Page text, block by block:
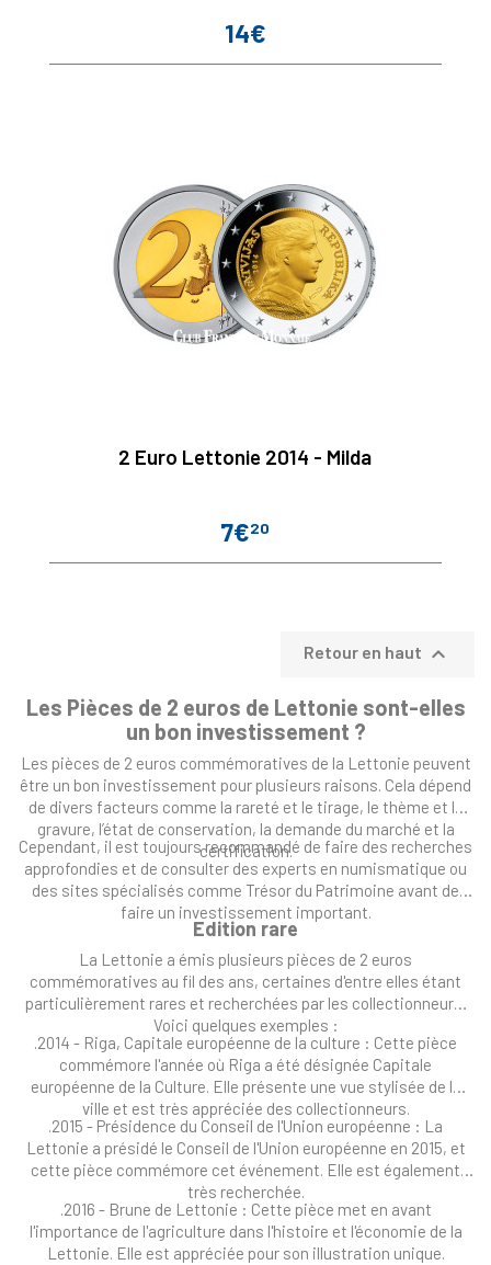
Prix
14€
2 Euro Lettonie 2014 - Milda
Prix
7€20
Retour en haut 
Les Pièces de 2 euros de Lettonie sont-elles
un bon investissement ?
Les pièces de 2 euros commémoratives de la Lettonie peuvent
être un bon investissement pour plusieurs raisons. Cela dépend
de divers facteurs comme la rareté et le tirage, le thème et la
gravure, l’état de conservation, la demande du marché et la
certification.
Cependant, il est toujours recommandé de faire des recherches
approfondies et de consulter des experts en numismatique ou
des sites spécialisés comme Trésor du Patrimoine avant de
faire un investissement important.
Edition rare
La Lettonie a émis plusieurs pièces de 2 euros
commémoratives au fil des ans, certaines d'entre elles étant
particulièrement rares et recherchées par les collectionneurs.
Voici quelques exemples :
.2014 - Riga, Capitale européenne de la culture : Cette pièce
commémore l'année où Riga a été désignée Capitale
européenne de la Culture. Elle présente une vue stylisée de la
ville et est très appréciée des collectionneurs.
.2015 - Présidence du Conseil de l'Union européenne : La
Lettonie a présidé le Conseil de l'Union européenne en 2015, et
cette pièce commémore cet événement. Elle est également
très recherchée.
.2016 - Brune de Lettonie : Cette pièce met en avant
l'importance de l'agriculture dans l'histoire et l'économie de la
Lettonie. Elle est appréciée pour son illustration unique.